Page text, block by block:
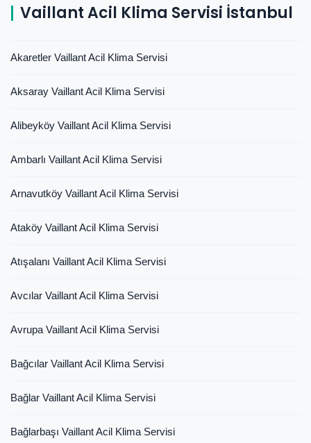
Vaillant Acil Klima Servisi İstanbul
Akaretler Vaillant Acil Klima Servisi
Aksaray Vaillant Acil Klima Servisi
Alibeyköy Vaillant Acil Klima Servisi
Ambarlı Vaillant Acil Klima Servisi
Arnavutköy Vaillant Acil Klima Servisi
Ataköy Vaillant Acil Klima Servisi
Atışalanı Vaillant Acil Klima Servisi
Avcılar Vaillant Acil Klima Servisi
Avrupa Vaillant Acil Klima Servisi
Bağcılar Vaillant Acil Klima Servisi
Bağlar Vaillant Acil Klima Servisi
Bağlarbaşı Vaillant Acil Klima Servisi